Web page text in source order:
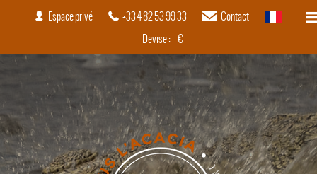
Espace privé +33 4 82 53 99 33 Contact
français
Devise : €